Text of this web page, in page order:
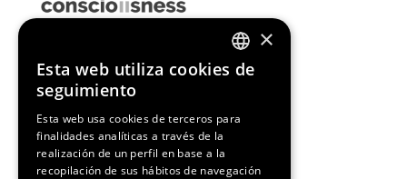
ENGLISH
×
Esta web utiliza cookies de
seguimiento
Esta web usa cookies de terceros para
finalidades analíticas a través de la
realización de un perfil en base a la
recopilación de sus hábitos de navegación